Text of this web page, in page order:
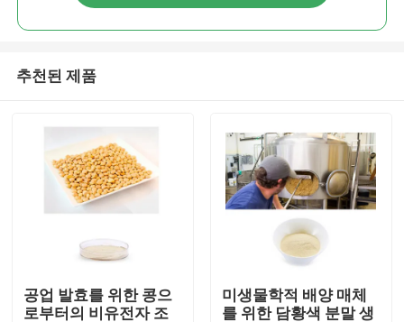
추천된 제품
공업 발효를 위한 콩으
로부터의 비유전자 조
미생물학적 배양 매체
를 위한 담황색 분말 생